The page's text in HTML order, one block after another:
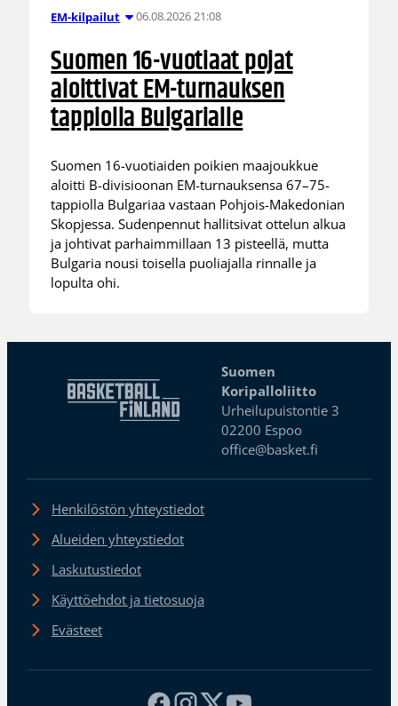
EM-kilpailut 06.08.2026 21:08
Suomen 16-vuotiaat pojat
aloittivat EM-turnauksen
tappiolla Bulgarialle
Suomen 16-vuotiaiden poikien maajoukkue
aloitti B-divisioonan EM-turnauksensa 67–75-
tappiolla Bulgariaa vastaan Pohjois-Makedonian
Skopjessa. Sudenpennut hallitsivat ottelun alkua
ja johtivat parhaimmillaan 13 pisteellä, mutta
Bulgaria nousi toisella puoliajalla rinnalle ja
lopulta ohi.
Suomen
Koripalloliitto
Urheilupuistontie 3
02200 Espoo
office@basket.fi
Henkilöstön yhteystiedot
Alueiden yhteystiedot
Laskutustiedot
Käyttöehdot ja tietosuoja
Evästeet